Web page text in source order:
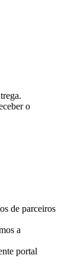
o
de parceiros
a
portal